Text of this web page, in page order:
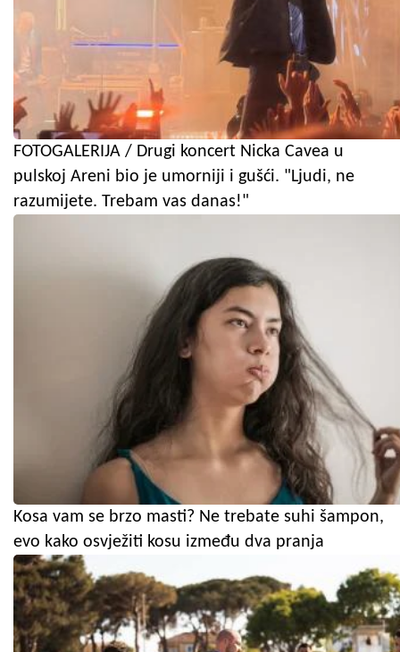
FOTOGALERIJA / Drugi koncert Nicka Cavea u
pulskoj Areni bio je umorniji i gušći. "Ljudi, ne
razumijete. Trebam vas danas!"
Kosa vam se brzo masti? Ne trebate suhi šampon,
evo kako osvježiti kosu između dva pranja